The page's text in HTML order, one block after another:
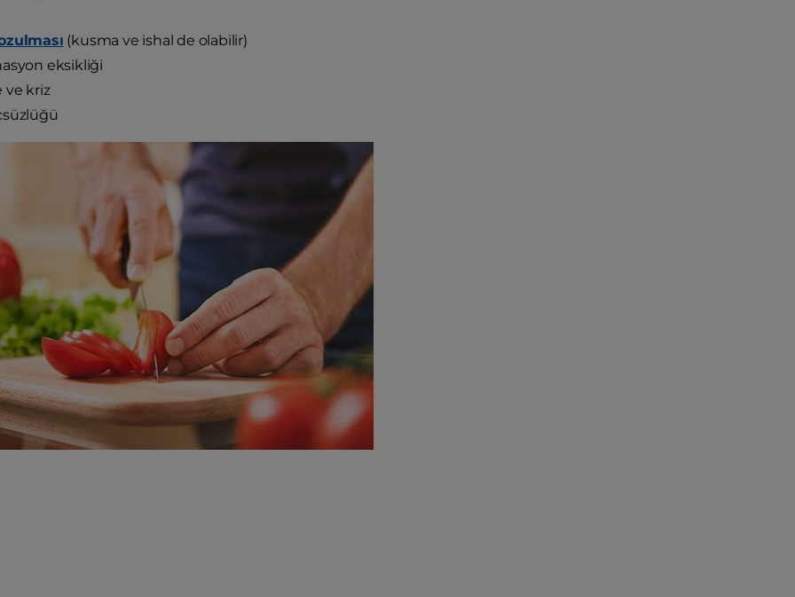
(kusma ve ishal de olabilir)
eksikliği
ve kriz